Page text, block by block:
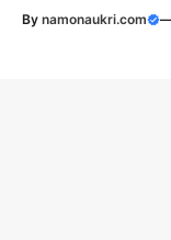
By namonaukri.com